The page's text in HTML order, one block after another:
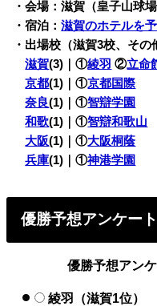
・会場：滋賀（皇子山球場
・宿泊：滋賀のホテルを
・出場校（滋賀3校、その
滋賀(3)｜①綾羽 ②立命
京都(1)｜①京都国際
奈良(1)｜①智辯学園
和歌(1)｜①智辯和歌山
大阪(1)｜①大阪桐蔭
兵庫(1)｜①神港学園
優勝予想アンケート
優勝予想アン
綾羽（滋賀1位）